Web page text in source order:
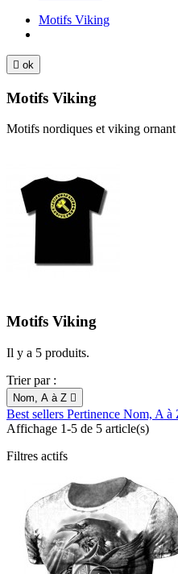
Motifs Viking
 ok
Motifs Viking
Motifs nordiques et viking ornant
Motifs Viking
Il y a 5 produits.
Trier par :
Nom, A à Z 
Best sellers Pertinence Nom, A à
Affichage 1-5 de 5 article(s)
Filtres actifs